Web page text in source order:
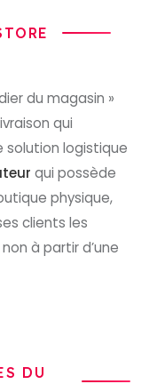
du magasin »
qui
solution logistique
qui possède
physique,
clients les
à partir d’une
DU